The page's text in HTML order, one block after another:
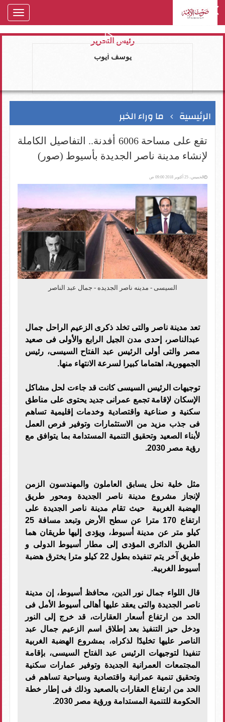
رئيس التحرير
يوسف ايوب
الرئيسية ما وراء الخبر
تقع على مساحة 6006 أفدنة.. التفاصيل الكاملة
لإنشاء مدينة ناصر الجديدة بأسيوط (صور)
الخميس، 25 أكتوبر 2018 09:00 ص
السيسى - مدينه ناصر الجديده - جمال عبد الناصر
تعد مدينة ناصر والتى تخلد ذكرى الزعيم الراحل جمال
عبدالناصر، إحدى مدن الجيل الرابع والأولى فى صعيد
مصر والتى أولى الرئيس عبد الفتاح السيسى، رئيس
الجمهورية، اهتماما كبيرا لسرعة الانتهاء منها.
توجيهات الرئيس السيسى كانت قد جاءت لحل مشاكل
الإسكان لإقامة تجمع عمرانى جديد يحتوى على مناطق
سكنية و صناعية واقتصادية وخدمات إقليمية تساهم
فى جذب مزيد من الاستثمارات وتوفير فرص العمل
لأبناء الصعيد وتحقيق التنمية المستدامة بما يتوافق مع
رؤية مصر 2030.
مثل خلية نحل يسابق العاملون والمهندسون الزمن
لإنجاز مشروع مدينة ناصر الجديدة ومحور طريق
الهضبة الغربية حيث تقام مدينة ناصر الجديدة على
ارتفاع 170 مترا عن سطح الأرض وتبعد مسافة 25
كيلو متر عن مدينة أسيوط، ويؤدى إليها طريقان هما
الطريق الدائرى المؤدى إلى مطار أسيوط الدولى و
طريق آخر يتم تنفيذه بطول 22 كيلو مترا يخترق هضبة
أسيوط الغربية.
قال اللواء جمال نور الدين، محافظ أسيوط، إن مدينة
ناصر الجديدة والتى يعقد عليها أهالى أسيوط الأمل فى
الحد من ارتفاع أسعار العقارات، قد خرج إلى النور
ودخل حيز التنفيذ بعد إطلاق اسم الزعيم جمال عبد
الناصر عليها تخليدًا لذكراه، بمشروع الهضبة الغربية
تنفيذا لتوجيهات الرئيس عبد الفتاح السيسى، بإقامة
المجتمعات العمرانية الجديدة وتوفير عمارات سكنية
وتحقيق تنمية عمرانية واقتصادية وسياحية تساهم فى
الحد من ارتفاع العقارات بالصعيد وذلك فى إطار خطة
الحكومة للتنمية المستدامة ورؤية مصر 2030.